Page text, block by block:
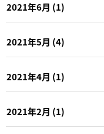
2021年6月 (1)
2021年5月 (4)
2021年4月 (1)
2021年2月 (1)